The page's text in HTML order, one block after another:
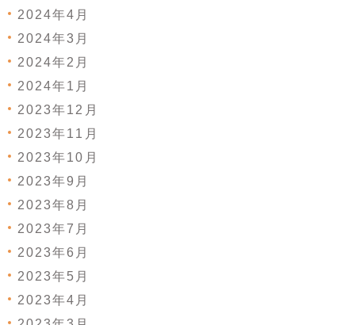
2024年4月
2024年3月
2024年2月
2024年1月
2023年12月
2023年11月
2023年10月
2023年9月
2023年8月
2023年7月
2023年6月
2023年5月
2023年4月